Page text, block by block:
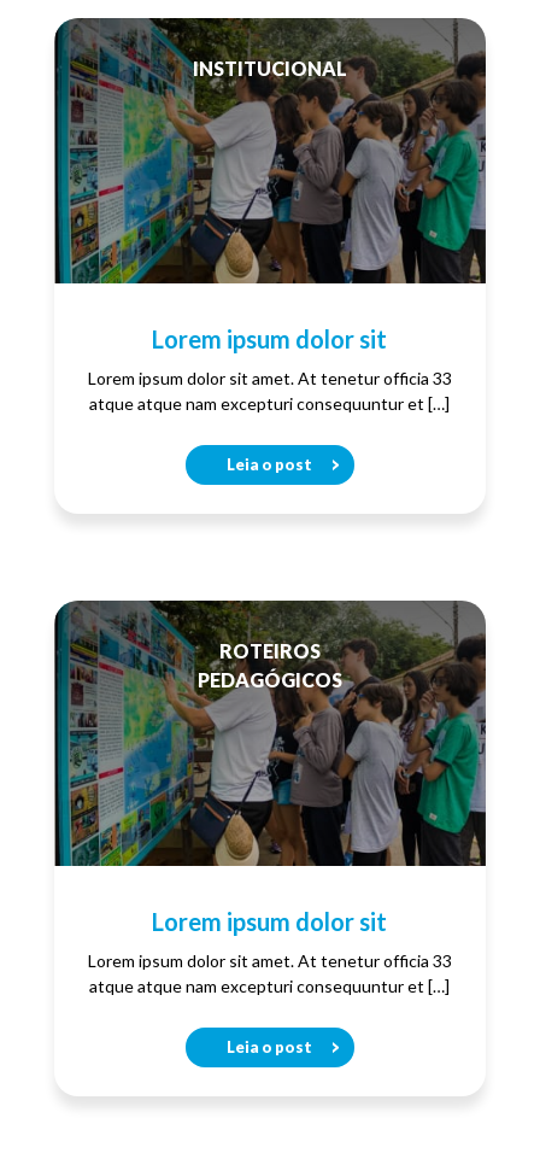
INSTITUCIONAL
Lorem ipsum dolor sit
Lorem ipsum dolor sit amet. At tenetur officia 33
atque atque nam excepturi consequuntur et […]
Leia o post
ROTEIROS
PEDAGÓGICOS
Lorem ipsum dolor sit
Lorem ipsum dolor sit amet. At tenetur officia 33
atque atque nam excepturi consequuntur et […]
Leia o post